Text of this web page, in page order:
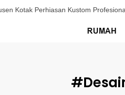
Kotak Perhiasan Kustom
RUMAH